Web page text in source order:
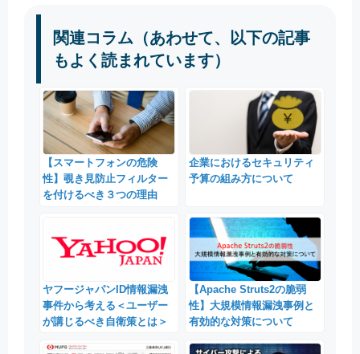
関連コラム（あわせて、以下の記事
もよく読まれています）
【スマートフォンの危険
性】覗き見防止フィルター
を付けるべき３つの理由
企業におけるセキュリティ
予算の組み方について
ヤフージャパンID情報漏洩
事件から考える＜ユーザー
が講じるべき自衛策とは＞
【Apache Struts2の脆弱
性】大規模情報漏洩事例と
有効的な対策について